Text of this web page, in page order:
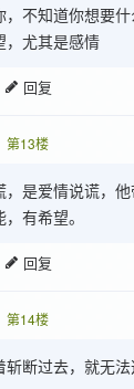
，不知道你想要
，尤其是感情
回复
第13楼
，是爱情说谎，
有希望。
回复
第14楼
斩断过去，就无